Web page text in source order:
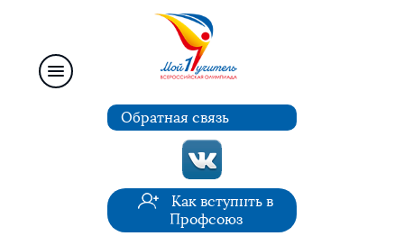
Обратная связь
Как вступить в
Профсоюз